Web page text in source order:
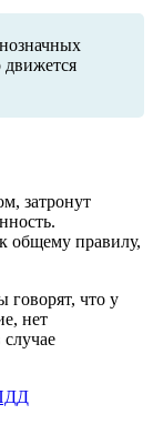
движется
затронут
общему правилу,
говорят, что у
нет